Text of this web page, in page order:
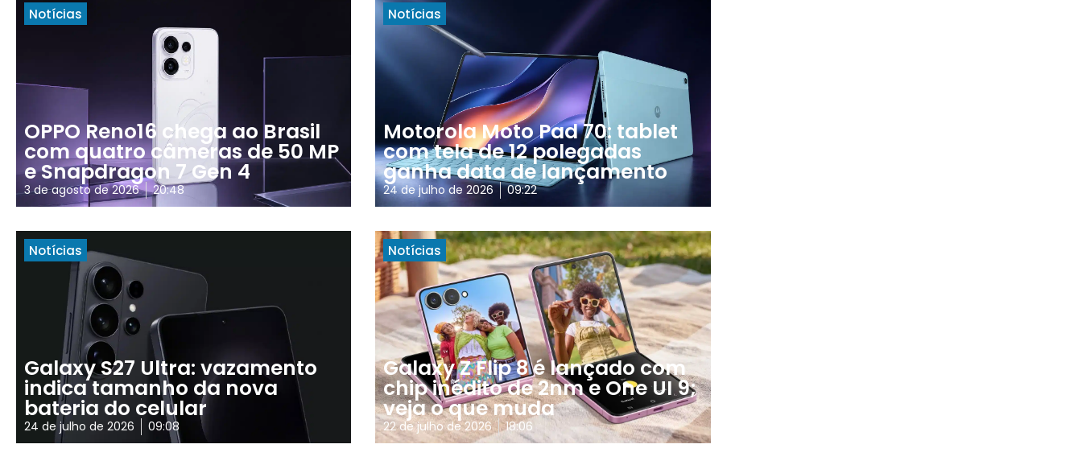
Notícias
OPPO Reno16 chega ao Brasil
com quatro câmeras de 50 MP
e Snapdragon 7 Gen 4
3 de agosto de 2026 20:48
Notícias
Motorola Moto Pad 70: tablet
com tela de 12 polegadas
ganha data de lançamento
24 de julho de 2026 09:22
Notícias
Galaxy S27 Ultra: vazamento
indica tamanho da nova
bateria do celular
24 de julho de 2026 09:08
Notícias
Galaxy Z Flip 8 é lançado com
chip inédito de 2nm e One UI 9;
veja o que muda
22 de julho de 2026 18:06